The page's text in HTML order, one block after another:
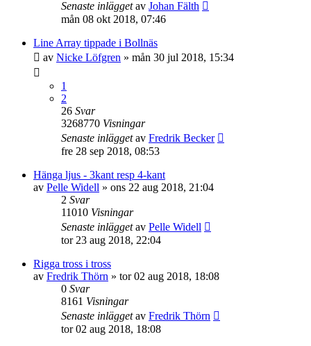
Senaste inläggetav Johan Fälth
mån 08 okt 2018, 07:46
Line Array tippade i Bollnäs
av Nicke Löfgren » mån 30 jul 2018, 15:34
1
2
26 Svar
3268770 Visningar
Senaste inläggetav Fredrik Becker
fre 28 sep 2018, 08:53
Hänga ljus - 3kant resp 4-kant
av Pelle Widell » ons 22 aug 2018, 21:04
2 Svar
11010 Visningar
Senaste inläggetav Pelle Widell
tor 23 aug 2018, 22:04
Rigga tross i tross
av Fredrik Thörn » tor 02 aug 2018, 18:08
0 Svar
8161 Visningar
Senaste inläggetav Fredrik Thörn
tor 02 aug 2018, 18:08